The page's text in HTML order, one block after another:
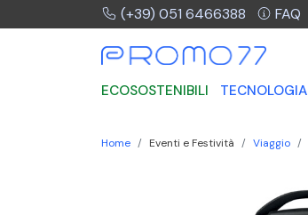
(+39) 051 6466388 FAQ
ECOSOSTENIBILI TECNOLOGIA
Home Eventi e Festività Viaggio